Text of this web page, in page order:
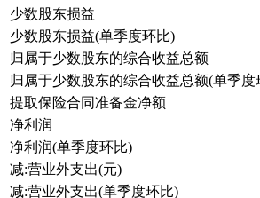
少数股东损益
少数股东损益(单季度环比)
归属于少数股东的综合收益总额
归属于少数股东的综合收益总额(单季度
提取保险合同准备金净额
净利润
净利润(单季度环比)
减:营业外支出(元)
减:营业外支出(单季度环比)